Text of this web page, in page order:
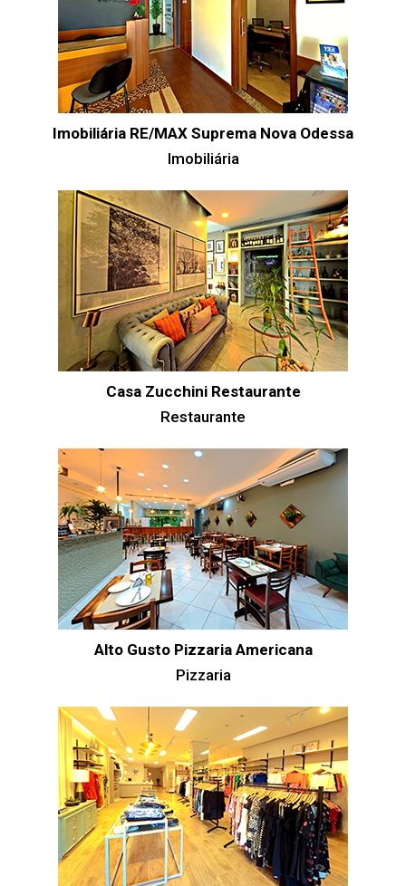
Imobiliária RE/MAX Suprema Nova Odessa
Imobiliária
Casa Zucchini Restaurante
Restaurante
Alto Gusto Pizzaria Americana
Pizzaria